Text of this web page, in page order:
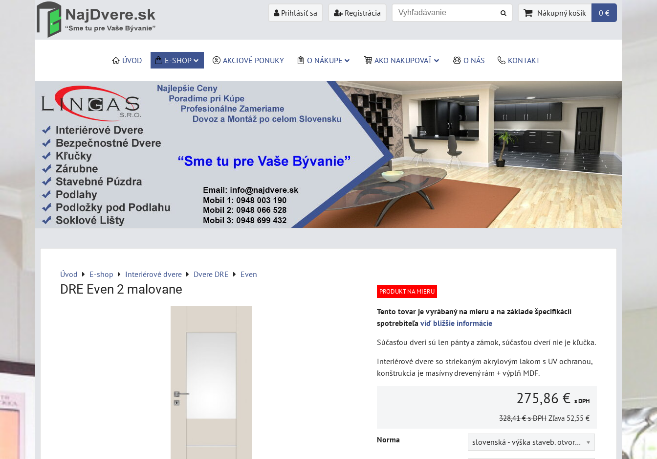
Prihlásiť sa Registrácia Nákupný košík 0 €
ÚVOD E-SHOP AKCIOVÉ PONUKY O NÁKUPE AKO NAKUPOVAŤ O NÁS KONTAKT
Úvod E-shop Interiérové dvere Dvere DRE Even
DRE Even 2 malovane PRODUKT NA MIERU
Tento tovar je vyrábaný na mieru a na základe špecifikácií
spotrebiteľa viď bližšie informácie
Súčasťou dverí sú len pánty a zámok, súčasťou dverí nie je kľučka.
Interiérové dvere so striekaným akrylovým lakom s UV ochranou,
konštrukcia je masívny drevený rám + výplň MDF.
275,86 € s DPH
328,41 € s DPH Zľava 52,55 €
Norma slovenská - výška staveb. otvoru = 202 cm